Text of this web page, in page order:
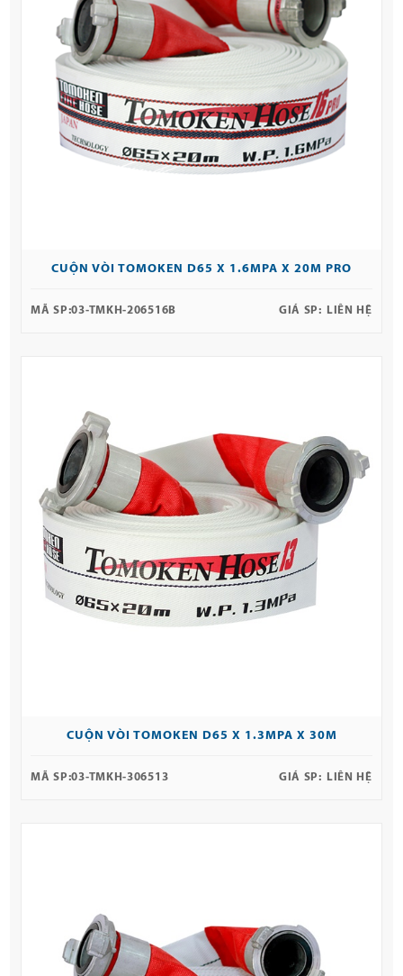
CUỘN VÒI TOMOKEN D65 X 1.6MPA X 20M PRO
MÃ SP:03-TMKH-206516B GIÁ SP: LIÊN HỆ
CUỘN VÒI TOMOKEN D65 X 1.3MPA X 30M
MÃ SP:03-TMKH-306513 GIÁ SP: LIÊN HỆ